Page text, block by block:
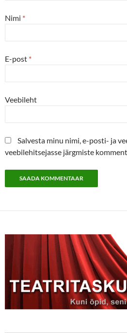
Nimi *
E-post *
Veebileht
Salvesta minu nimi, e-posti- ja
veebilehitsejasse järgmiste